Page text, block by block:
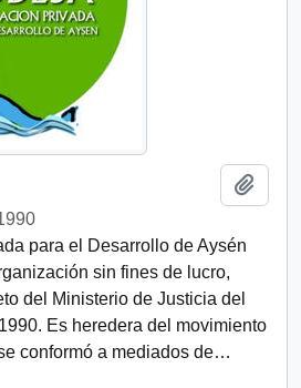
para el Desarrollo de Aysén
sin fines de lucro,
del Ministerio de Justicia del
Es heredera del movimiento
conformó a mediados de…